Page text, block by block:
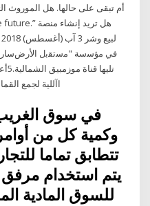
أم تبقى على حالها. هل الموروث
ﻓﻲ ﻣؤﺳﺳﺔ "ﻣﺳﺗﻘﺑل اﻷرضﺳﺎرة
اآللية لجمع
في سوق
وكمية كل من
تتطابق تماما
يتم استخدام
للسوق المادية